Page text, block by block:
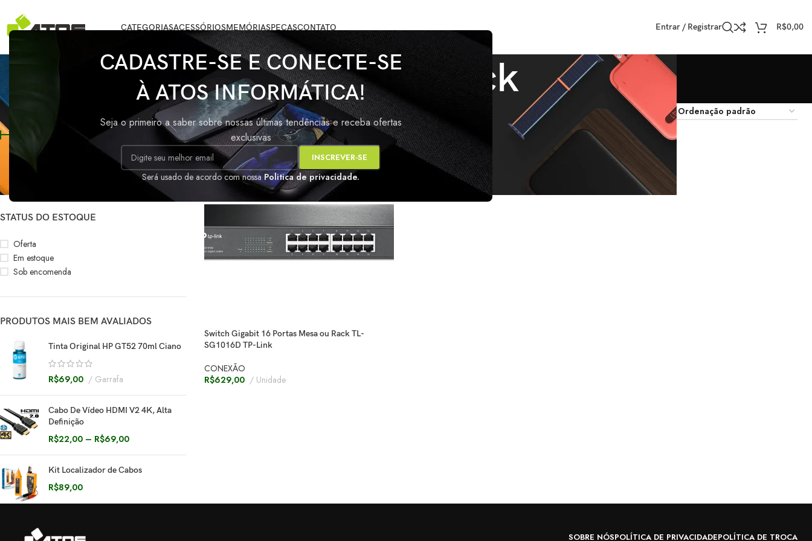
CADASTRE-SE E CONECTE-SE
À ATOS INFORMÁTICA!
Seja o primeiro a saber sobre nossas últimas tendências e receba ofertas
exclusivas
Será usado de acordo com nossaPolitica de privacidade.
CATEGORIASACESSÓRIOSMEMÓRIASPEÇASCONTATO Entrar / Registrar R$0,00
Switch rack
FILTRAR POR PREÇO
FILTRAR
R$620
STATUS DO ESTOQUE
Oferta
Em estoque
Sob encomenda
PRODUTOS MAIS BEM AVALIADOS
Tinta Original HP GT52 70ml Ciano
R$69,00 Garrafa
Cabo De Vídeo HDMI V2 4K, Alta
Definição
R$22,00 – R$69,00
Kit Localizador de Cabos
R$89,00
Início/Produtos marcados com a tag “Switch rack” Mostrar 12 18 24
Switch Gigabit 16 Portas Mesa ou Rack TL-
SG1016D TP-Link
CONEXÃO
R$629,00 Unidade
SOBRE NÓSPOLÍTICA DE PRIVACIDADEPOLÍTICA DE TROCA